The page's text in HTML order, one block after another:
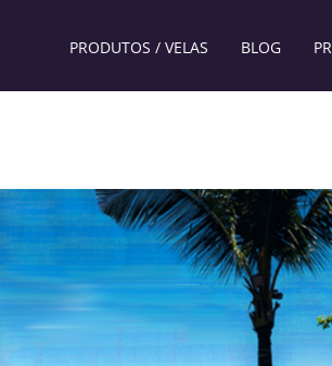
PRODUTOS / VELAS BLOG